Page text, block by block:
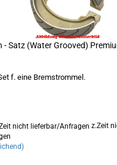
- Satz (Water Grooved)
f. eine Bremstrommel.
z.Zeit